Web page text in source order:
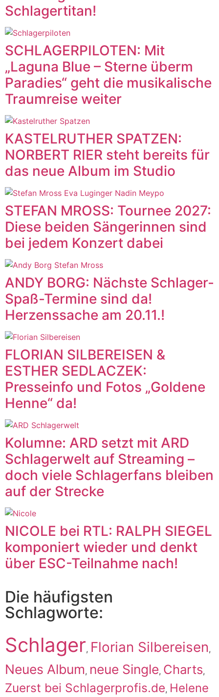
Schlagertitan!
SCHLAGERPILOTEN: Mit
„Laguna Blue – Sterne überm
Paradies“ geht die musikalische
Traumreise weiter
KASTELRUTHER SPATZEN:
NORBERT RIER steht bereits für
das neue Album im Studio
STEFAN MROSS: Tournee 2027:
Diese beiden Sängerinnen sind
bei jedem Konzert dabei
ANDY BORG: Nächste Schlager-
Spaß-Termine sind da!
Herzenssache am 20.11.!
FLORIAN SILBEREISEN &
ESTHER SEDLACZEK:
Presseinfo und Fotos „Goldene
Henne“ da!
Kolumne: ARD setzt mit ARD
Schlagerwelt auf Streaming –
doch viele Schlagerfans bleiben
auf der Strecke
NICOLE bei RTL: RALPH SIEGEL
komponiert wieder und denkt
über ESC-Teilnahme nach!
Die häufigsten
Schlagworte:
Schlager, Florian Silbereisen,
Neues Album, neue Single, Charts,
Zuerst bei Schlagerprofis.de, Helene